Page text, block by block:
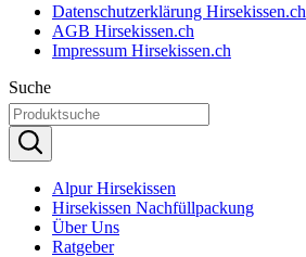
Datenschutzerklärung Hirsekissen.ch
AGB Hirsekissen.ch
Impressum Hirsekissen.ch
Suche
Alpur Hirsekissen
Hirsekissen Nachfüllpackung
Über Uns
Ratgeber